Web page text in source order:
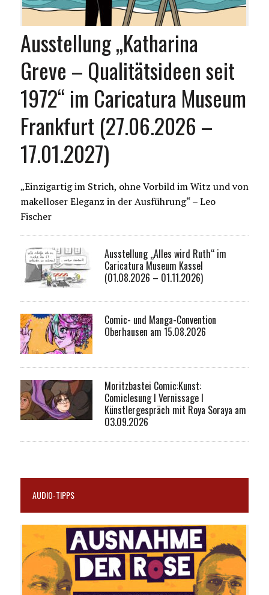
Ausstellung „Katharina
Greve – Qualitätsideen seit
1972“ im Caricatura Museum
Frankfurt (27.06.2026 –
17.01.2027)
„Einzigartig im Strich, ohne Vorbild im Witz und von
makelloser Eleganz in der Ausführung“ – Leo
Fischer
Ausstellung „Alles wird Ruth“ im
Caricatura Museum Kassel
(01.08.2026 – 01.11.2026)
Comic- und Manga-Convention
Oberhausen am 15.08.2026
Moritzbastei Comic:Kunst:
Comiclesung I Vernissage I
Künstlergespräch mit Roya Soraya am
03.09.2026
AUDIO-TIPPS